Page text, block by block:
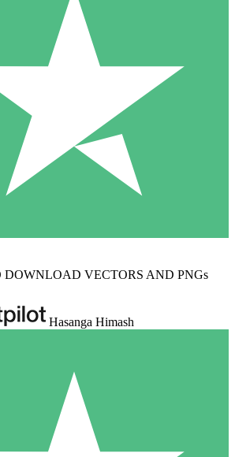
DOWNLOAD VECTORS AND PNGs
Hasanga Himash